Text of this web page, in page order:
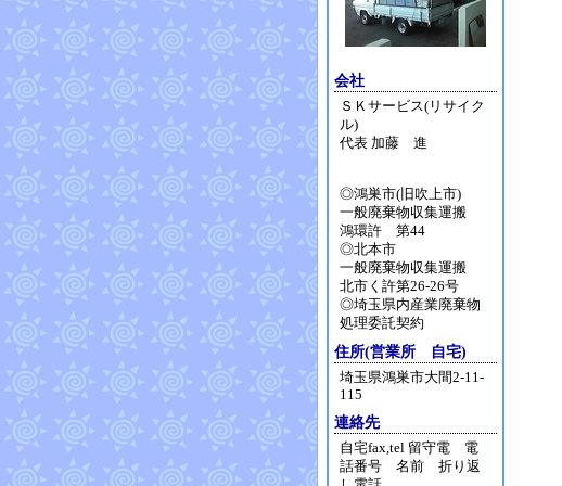
会社
ＳＫサービス(リサイク
ル)
代表 加藤 進
◎鴻巣市(旧吹上市)
一般廃棄物収集運搬
鴻環許 第44
◎北本市
一般廃棄物収集運搬
北市く許第26-26号
◎埼玉県内産業廃棄物
処理委託契約
住所(営業所 自宅)
埼玉県鴻巣市大間2-11-
115
連絡先
自宅fax,tel 留守電 電
話番号 名前 折り返